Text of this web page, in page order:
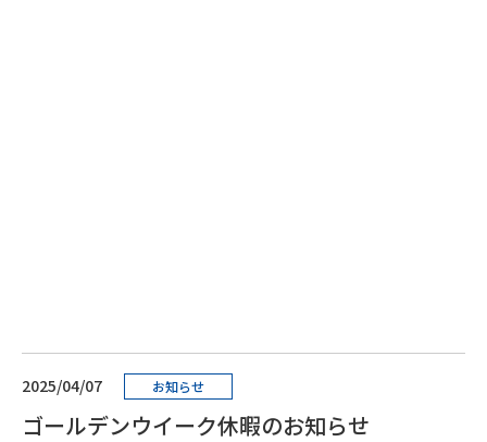
2025/04/07 お知らせ
ゴールデンウイーク休暇のお知らせ